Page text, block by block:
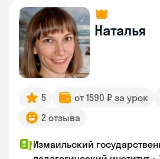
Наталья
5 от 1590 ₽ за урок
2 отзыва
Измаильский